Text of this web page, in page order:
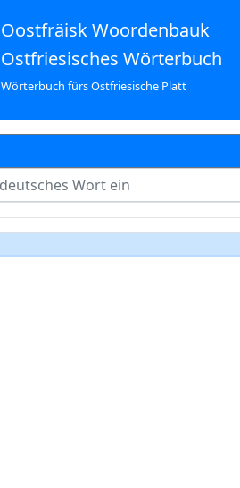
Oostfräisk Woordenbauk
Ostfriesisches Wörterbuch
Wörterbuch fürs Ostfriesische Platt